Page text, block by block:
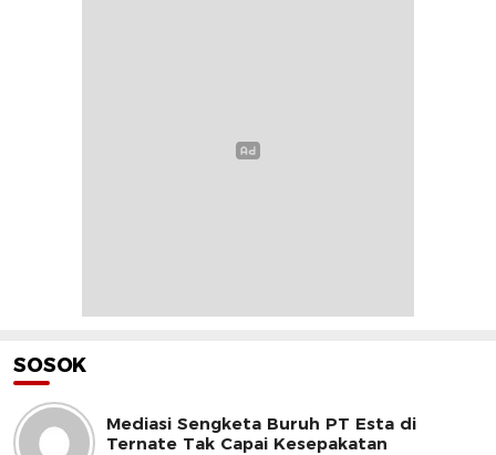
SOSOK
Mediasi Sengketa Buruh PT Esta di
Ternate Tak Capai Kesepakatan